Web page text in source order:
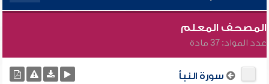
المصحف المعلم
عدد المواد: 37 مادة
سورة النبأ